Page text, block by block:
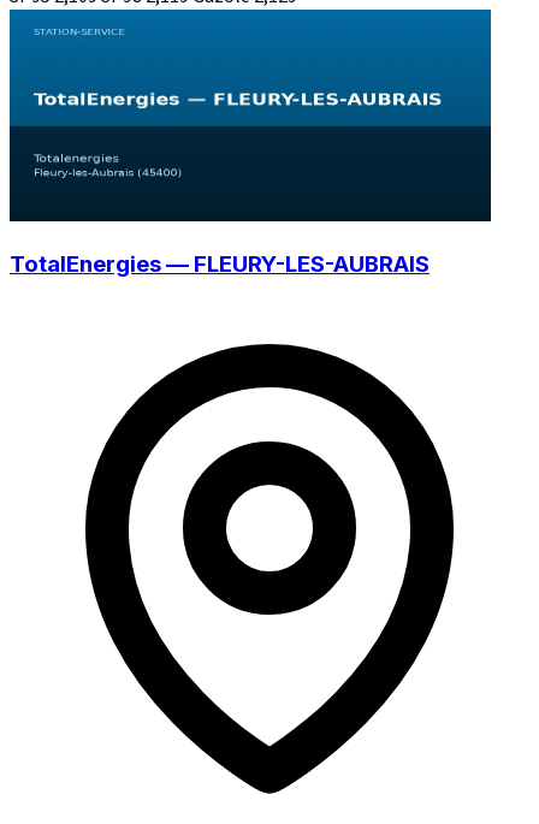
TotalEnergies — FLEURY-LES-AUBRAIS